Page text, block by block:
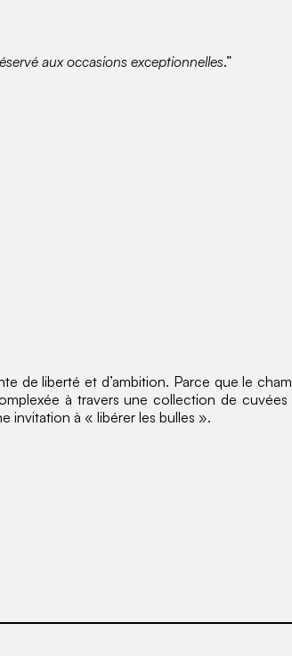
aux occasions exceptionnelles.”
de liberté et d’ambition. Parce que le
à travers une collection de
invitation à « libérer les bulles ».